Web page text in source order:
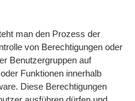
man den Prozess der
von Berechtigungen oder
Benutzergruppen auf
Funktionen innerhalb
Diese Berechtigungen